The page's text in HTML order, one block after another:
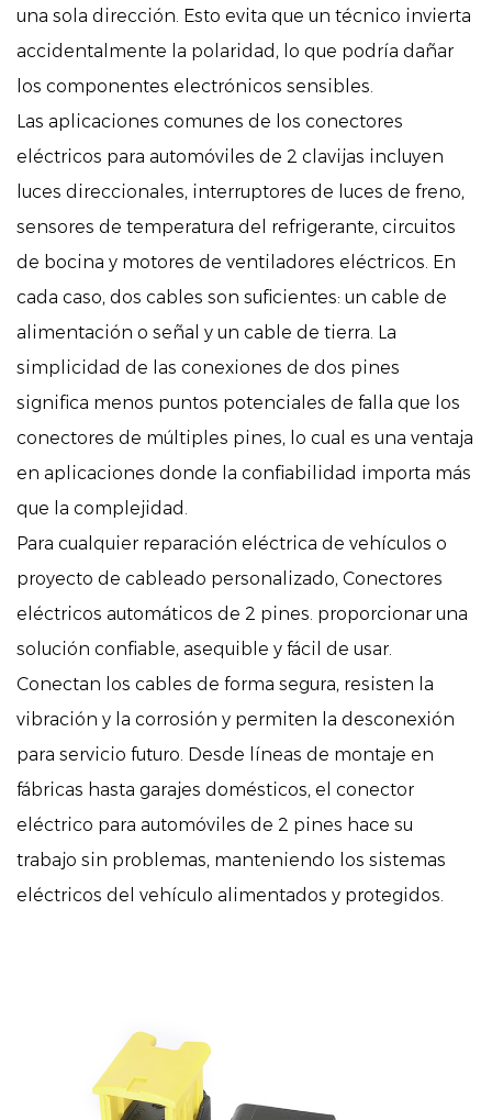
una sola dirección. Esto evita que un técnico invierta
accidentalmente la polaridad, lo que podría dañar
los componentes electrónicos sensibles.
Las aplicaciones comunes de los conectores
eléctricos para automóviles de 2 clavijas incluyen
luces direccionales, interruptores de luces de freno,
sensores de temperatura del refrigerante, circuitos
de bocina y motores de ventiladores eléctricos. En
cada caso, dos cables son suficientes: un cable de
alimentación o señal y un cable de tierra. La
simplicidad de las conexiones de dos pines
significa menos puntos potenciales de falla que los
conectores de múltiples pines, lo cual es una ventaja
en aplicaciones donde la confiabilidad importa más
que la complejidad.
Para cualquier reparación eléctrica de vehículos o
proyecto de cableado personalizado, Conectores
eléctricos automáticos de 2 pines. proporcionar una
solución confiable, asequible y fácil de usar.
Conectan los cables de forma segura, resisten la
vibración y la corrosión y permiten la desconexión
para servicio futuro. Desde líneas de montaje en
fábricas hasta garajes domésticos, el conector
eléctrico para automóviles de 2 pines hace su
trabajo sin problemas, manteniendo los sistemas
eléctricos del vehículo alimentados y protegidos.